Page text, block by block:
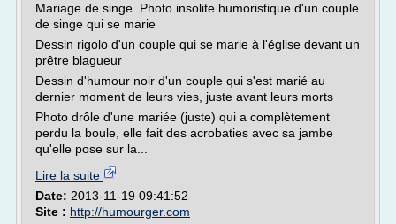
Mariage de singe. Photo insolite humoristique d'un couple
de singe qui se marie
Dessin rigolo d'un couple qui se marie à l'église devant un
prêtre blagueur
Dessin d'humour noir d'un couple qui s'est marié au
dernier moment de leurs vies, juste avant leurs morts
Photo drôle d'une mariée (juste) qui a complètement
perdu la boule, elle fait des acrobaties avec sa jambe
qu'elle pose sur la...
Lire la suite
Date: 2013-11-19 09:41:52
Site : http://humourger.com